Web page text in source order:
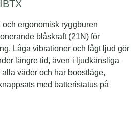
ergonomisk ryggburen
blåskraft (21N) för
Låga vibrationer och lågt ljud gör
längre tid, även i ljudkänsliga
väder och har boostläge,
med batteristatus på